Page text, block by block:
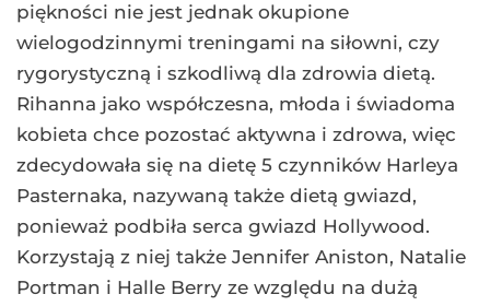
piękności nie jest jednak okupione
wielogodzinnymi treningami na siłowni, czy
rygorystyczną i szkodliwą dla zdrowia dietą.
Rihanna jako współczesna, młoda i świadoma
kobieta chce pozostać aktywna i zdrowa, więc
zdecydowała się na dietę 5 czynników Harleya
Pasternaka, nazywaną także dietą gwiazd,
ponieważ podbiła serca gwiazd Hollywood.
Korzystają z niej także Jennifer Aniston, Natalie
Portman i Halle Berry ze względu na dużą